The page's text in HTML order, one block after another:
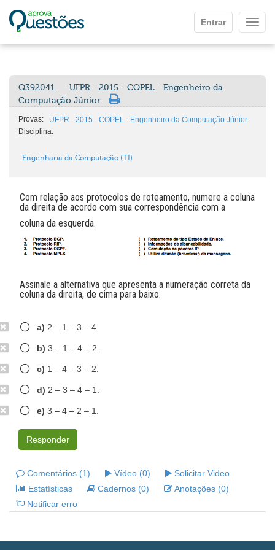
Entrar
Q392041
- UFPR - 2015 - COPEL - Engenheiro da
Computação Júnior
Provas:
UFPR - 2015 - COPEL - Engenheiro da Computação Júnior
Disciplina:
Engenharia da Computação (TI)
Com relação aos protocolos de roteamento, numere a coluna
da direita de acordo com sua correspondência com a
coluna da esquerda.
Assinale a alternativa que apresenta a numeração correta da
coluna da direita, de cima para baixo.
a) 2 – 1 – 3 – 4.
b) 3 – 1 – 4 – 2.
c) 1 – 4 – 3 – 2.
d) 2 – 3 – 4 – 1.
e) 3 – 4 – 2 – 1.
Responder
Comentários (1) Vídeo (0)
Solicitar Video
Estatísticas
Cadernos (0)
Anotações (0)
Notificar erro